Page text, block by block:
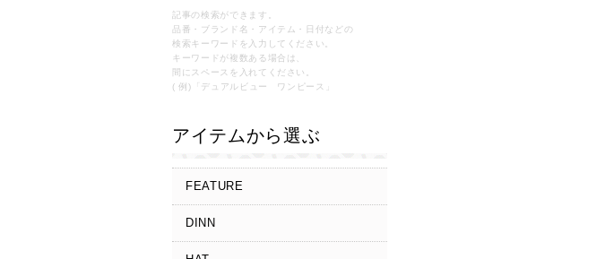
記事の検索ができます。
品番・ブランド名・アイテム・日付などの
検索キーワードを入力してください。
キーワードが複数ある場合は、
間にスペースを入れてください。
( 例)「デュアルビュー ワンピース」
アイテムから選ぶ
FEATURE
DINN